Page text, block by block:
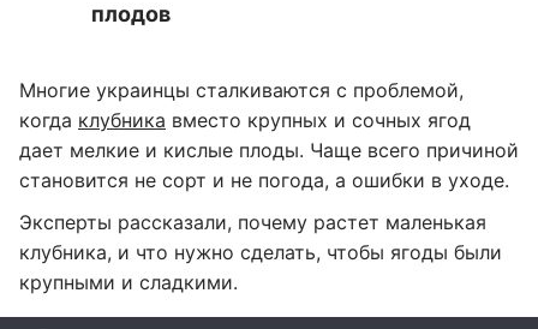
плодов
Многие украинцы сталкиваются с проблемой,
когда клубника вместо крупных и сочных ягод
дает мелкие и кислые плоды. Чаще всего причиной
становится не сорт и не погода, а ошибки в уходе.
Эксперты рассказали, почему растет маленькая
клубника, и что нужно сделать, чтобы ягоды были
крупными и сладкими.